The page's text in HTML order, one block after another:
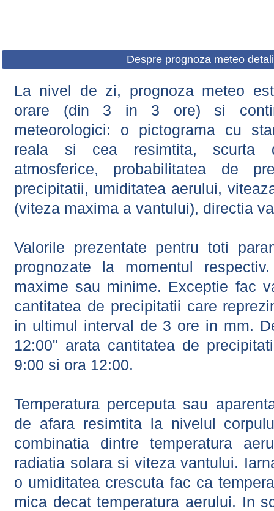
Despre prognoza meteo
La nivel de zi, prognoza meteo
orare (din 3 in 3 ore) si
meteorologici: o pictograma cu
reala si cea resimtita, scurta
atmosferice, probabilitatea de
precipitatii, umiditatea aerului,
(viteza maxima a vantului), directia
Valorile prezentate pentru toti
prognozate la momentul
maxime sau minime. Exceptie fac
cantitatea de precipitatii care
in ultimul interval de 3 ore in mm.
12:00" arata cantitatea de
9:00 si ora 12:00.
Temperatura perceputa sau
de afara resimtita la nivelul
combinatia dintre temperatura
radiatia solara si viteza vantului.
o umiditatea crescuta fac ca
mica decat temperatura aerului. In